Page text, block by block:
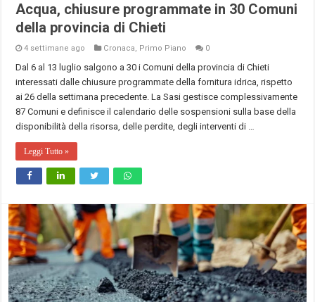
Acqua, chiusure programmate in 30 Comuni
della provincia di Chieti
4 settimane ago Cronaca, Primo Piano 0
Dal 6 al 13 luglio salgono a 30 i Comuni della provincia di Chieti
interessati dalle chiusure programmate della fornitura idrica, rispetto
ai 26 della settimana precedente. La Sasi gestisce complessivamente
87 Comuni e definisce il calendario delle sospensioni sulla base della
disponibilità della risorsa, delle perdite, degli interventi di …
Leggi Tutto »